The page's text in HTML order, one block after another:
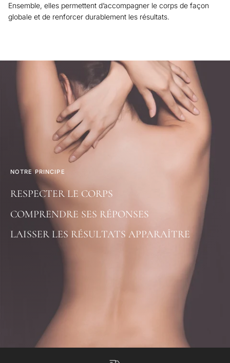
Ensemble, elles permettent d’accompagner le corps de façon
globale et de renforcer durablement les résultats.
NOTRE PRINCIPE
RESPECTER LE CORPS
COMPRENDRE SES RÉPONSES
LAISSER LES RÉSULTATS APPARAÎTRE